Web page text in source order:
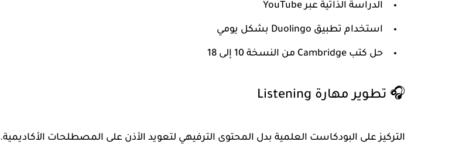
الدراسة الذاتية عبر YouTube
استخدام تطبيق Duolingo بشكل يومي
حل كتب Cambridge من النسخة 10 إلى 18
🎧 تطوير مهارة Listening
التركيز على البودكاست العلمية بدل المحتوى الترفيهي لتعويد الأذن على المصطلحات الأكاديمية.